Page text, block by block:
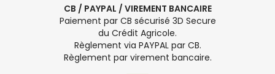
CB / PAYPAL / VIREMENT BANCAIRE
Paiement par CB sécurisé 3D Secure
du Crédit Agricole.
Règlement via PAYPAL par CB.
Règlement par virement bancaire.